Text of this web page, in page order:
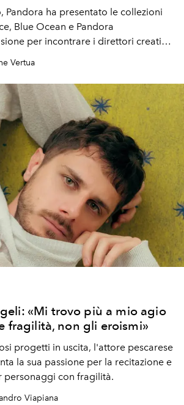
Pandora ha presentato le collezioni
Blue Ocean e Pandora
per incontrare i direttori creativi
di sfidare e riscrivere le regole
Vertua
«Mi trovo più a mio agio
fragilità, non gli eroismi»
progetti in uscita, l'attore pescarese
la sua passione per la recitazione e
personaggi con fragilità.
Viapiana